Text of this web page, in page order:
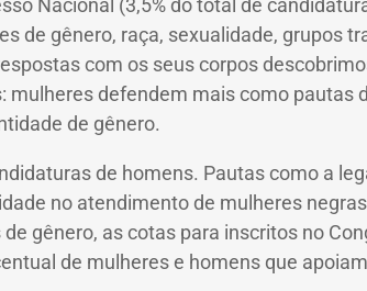
Nacional (3,5% do total de
de gênero, raça, sexualidade, grupos
com os seus corpos
defendem mais como pautas
de gênero.
de homens. Pautas como a
no atendimento de mulheres
gênero, as cotas para inscritos no
de mulheres e homens que